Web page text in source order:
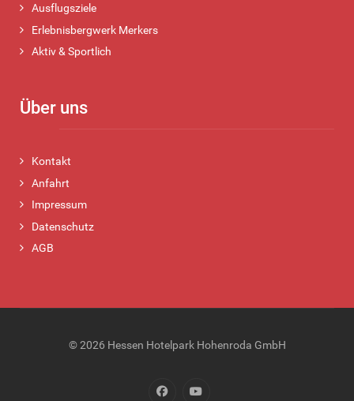
Ausflugsziele
Erlebnisbergwerk Merkers
Aktiv & Sportlich
Über uns
Kontakt
Anfahrt
Impressum
Datenschutz
AGB
© 2026 Hessen Hotelpark Hohenroda GmbH